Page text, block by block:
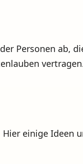
Personen ab,
einige Ideen